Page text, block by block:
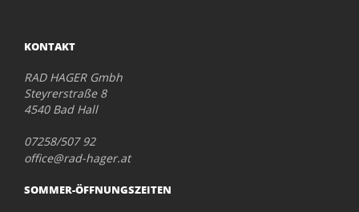
KONTAKT
RAD HAGER Gmbh
Steyrerstraße 8
4540 Bad Hall
07258/507 92
office@rad-hager.at
SOMMER-ÖFFNUNGSZEITEN